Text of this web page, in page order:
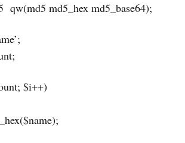
qw(md5 md5_hex md5_base64);
$i++)